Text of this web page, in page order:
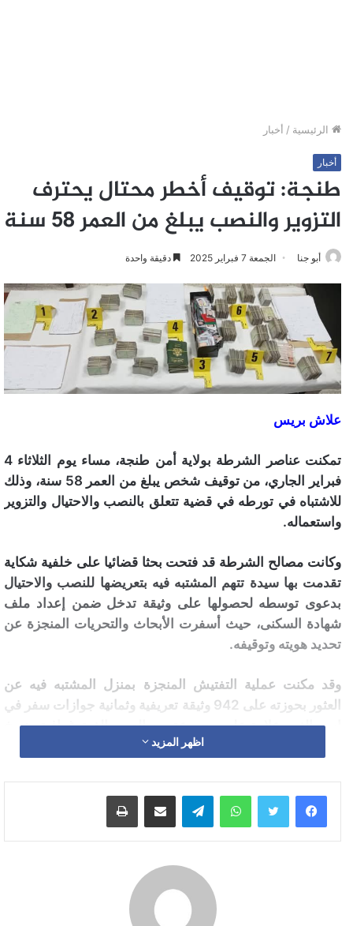
الرئيسية / أخبار
أخبار
طنجة: توقيف أخطر محتال يحترف
التزوير والنصب يبلغ من العمر 58 سنة
أبو جنا الجمعة 7 فبراير 2025 دقيقة واحدة
علاش بريس
تمكنت عناصر الشرطة بولاية أمن طنجة، مساء يوم الثلاثاء 4
فبراير الجاري، من توقيف شخص يبلغ من العمر 58 سنة، وذلك
للاشتباه في تورطه في قضية تتعلق بالنصب والاحتيال والتزوير
واستعماله.
وكانت مصالح الشرطة قد فتحت بحثا قضائيا على خلفية شكاية
تقدمت بها سيدة تتهم المشتبه فيه بتعريضها للنصب والاحتيال
بدعوى توسطه لحصولها على وثيقة تدخل ضمن إعداد ملف
شهادة السكنى، حيث أسفرت الأبحاث والتحريات المنجزة عن
تحديد هويته وتوقيفه.
وقد مكنت عملية التفتيش المنجزة بمنزل المشتبه فيه عن
العثور بحوزته على 942 وثيقة تعريفية وثمانية جوازات سفر في
اسم الغير، علاوة على مجموعة من الصور الفوتوغرافية ونسخ
وقد تم الاحتفاظ بالمشتبه فيه تحت تدبير الحراسة النظرية رهن
إشارة البحث القضائي الذي يجري تحت إشراف النيابة العامة
المختصة، وذلك للكشف عن جميع ظروف وملابسات هده
اظهر المزيد
واتساب تيلقرام مشاركة عبر البريد طباعة